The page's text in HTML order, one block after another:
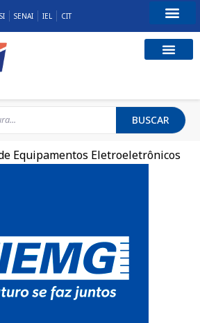
SENAI IEL CIT
BUSCAR
Equipamentos Eletroeletrônicos